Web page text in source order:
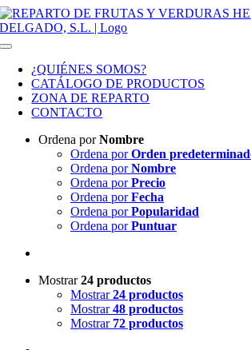
Saltar al contenido
Toggle Navigation
¿QUIÉNES SOMOS?
CATÁLOGO DE PRODUCTOS
ZONA DE REPARTO
CONTACTO
Ordena porNombre
Ordena porOrden
Ordena porNombre
Ordena porPrecio
Ordena porFecha
Ordena porPopularidad
Ordena porPuntuar
Mostrar24 productos
Mostrar24 productos
Mostrar48 productos
Mostrar 72 productos